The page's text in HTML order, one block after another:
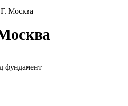
Москва
фундамент